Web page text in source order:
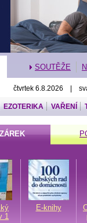
SOUTĚŽE
čtvrtek 6.8.2026 |
EZOTERIKA VAŘENÍ
1
E-knihy